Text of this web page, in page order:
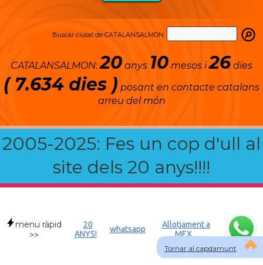
Buscar ciutat de CATALANSALMON:
CATALANSALMON:20 anys 10 mesos i26 dies
( 7.634 dies ) posant en contacte catalans
arreu del món
2005-2025: Fes un cop d'ull al
site dels 20 anys!!!!
Tornar al capdamunt
menu ràpid
>>
20
ANYS!
whatsapp
Allotjament a
MEX